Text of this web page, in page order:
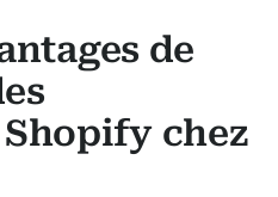
de
chez